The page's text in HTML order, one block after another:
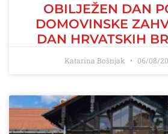
OBILJEŽEN DAN
DOMOVINSKE
DAN HRVATSKIH
Katarina Bošnjak 06/08/